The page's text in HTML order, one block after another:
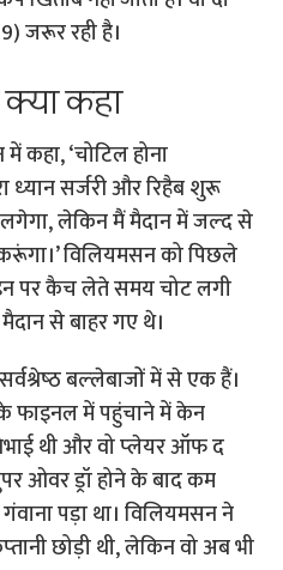
जरूर रही है।
कहा
‘चोटिल होना
ध्‍यान सर्जरी और रिहैब शुरू
लेकिन मैं मैदान में जल्‍द से
विलियमसन को पिछले
पर कैच लेते समय चोट लगी
से बाहर गए थे।
बल्‍लेबाजों में से एक हैं।
फाइनल में पहुंचाने में केन
थी और वो प्‍लेयर ऑफ द
ओवर ड्रॉ होने के बाद कम
पड़ा था। विलियमसन ने
छोड़ी थी, लेकिन वो अब भी